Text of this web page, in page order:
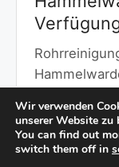
Unterweser
Mehr
Wir verwenden
unserer Website zu
You can find out
switch them off in